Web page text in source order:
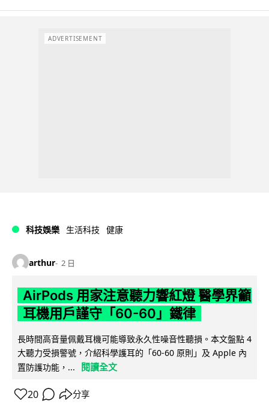
ADVERTISEMENT
科技娛樂 生活科技 健康
arthur 2 日
AirPods 用家注意聽力響紅燈 醫學界籲
耳機用戶謹守「60-60」鐵律
長時間高音量佩戴耳機可能導致永久性噪音性聽損。本文盤點 4
大聽力受損警號，介紹科學護耳的「60-60 原則」及 Apple 內
置防護功能，...
閱讀全文
20 分享